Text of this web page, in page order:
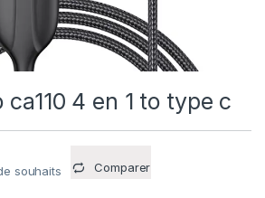
4 en 1 to type c
souhaits Comparer